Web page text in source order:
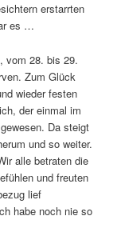
erstarrten
es …
vom 28. bis 29.
Zum Glück
wieder festen
der einmal im
Da steigt
und so weiter.
alle betraten die
und freuten
lief
habe noch nie so